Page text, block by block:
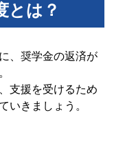
とは？
、奨学金の返済が
支援を受けるため
いきましょう。